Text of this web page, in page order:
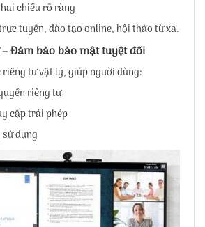
chiều rõ ràng
tuyến, đào tạo online, hội thảo từ xa.
Đảm bảo bảo mật tuyệt đối
riêng tư vật lý, giúp người dùng:
riêng tư
cập trái phép
dụng